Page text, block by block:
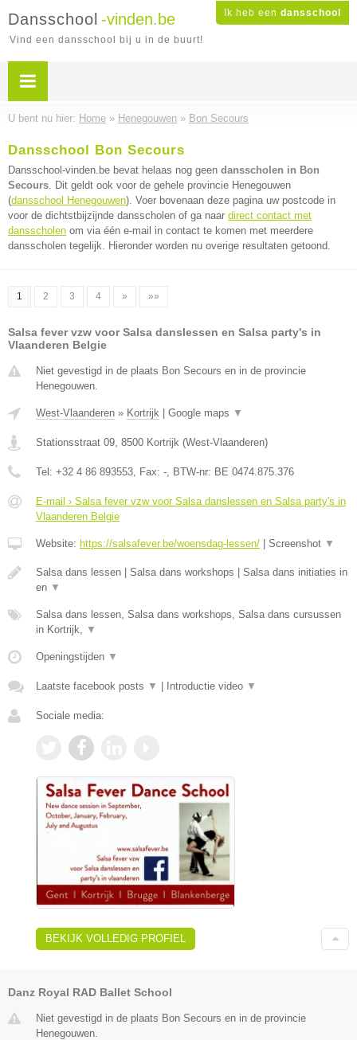
Ik heb een dansschool
Dansschool -vinden.be
Vind een dansschool bij u in de buurt!
U bent nu hier: Home » Henegouwen » Bon Secours
Dansschool Bon Secours
Dansschool-vinden.be bevat helaas nog geen dansscholen in Bon
Secours. Dit geldt ook voor de gehele provincie Henegouwen
(dansschool Henegouwen). Voer bovenaan deze pagina uw postcode in
voor de dichtstbijzijnde dansscholen of ga naar direct contact met
dansscholen om via één e-mail in contact te komen met meerdere
dansscholen tegelijk. Hieronder worden nu overige resultaten getoond.
1 2 3 4 » »»
Salsa fever vzw voor Salsa danslessen en Salsa party's in
Vlaanderen Belgie
Niet gevestigd in de plaats Bon Secours en in de provincie
Henegouwen.
West-Vlaanderen » Kortrijk Google maps ▼
Stationsstraat 09, 8500 Kortrijk (West-Vlaanderen)
Tel: +32 4 86 893553, Fax: -, BTW-nr: BE 0474.875.376
E-mail › Salsa fever vzw voor Salsa danslessen en Salsa party's in
Vlaanderen Belgie
Website: https://salsafever.be/woensdag-lessen/ Screenshot ▼
Salsa dans lessen | Salsa dans workshops | Salsa dans initiaties in
en ▼
Salsa dans lessen, Salsa dans workshops, Salsa dans cursussen
in Kortrijk, ▼
Openingstijden ▼
Laatste facebook posts ▼ Introductie video ▼
Sociale media:
BEKIJK VOLLEDIG PROFIEL
Danz Royal RAD Ballet School
Niet gevestigd in de plaats Bon Secours en in de provincie
Henegouwen.